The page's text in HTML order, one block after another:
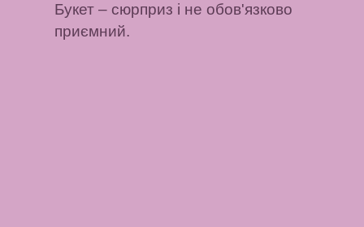
Букет – сюрприз і не обов'язково
приємний.